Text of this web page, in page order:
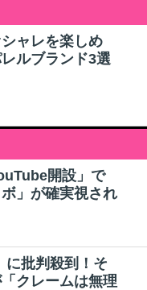
ャレを楽しめ
ルブランド3選
開設」で
」が確実視され
に批判殺到！そ
クレームは無理